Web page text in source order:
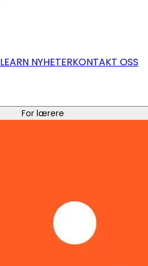
LEARN NYHETERKONTAKT OSS
For lærere